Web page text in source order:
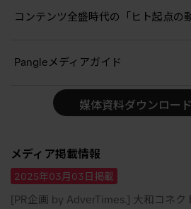
コンテンツ全盛時代の「ヒト起点の
Pangleメディアガイド
媒体資料ダウンロー
メディア掲載情報
2025年03月03日掲載
[PR企画 by AdverTimes.] 大和コネ